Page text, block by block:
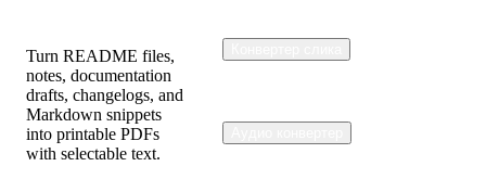
Turn README files,
notes, documentation
drafts, changelogs, and
Markdown snippets
into printable PDFs
with selectable text.